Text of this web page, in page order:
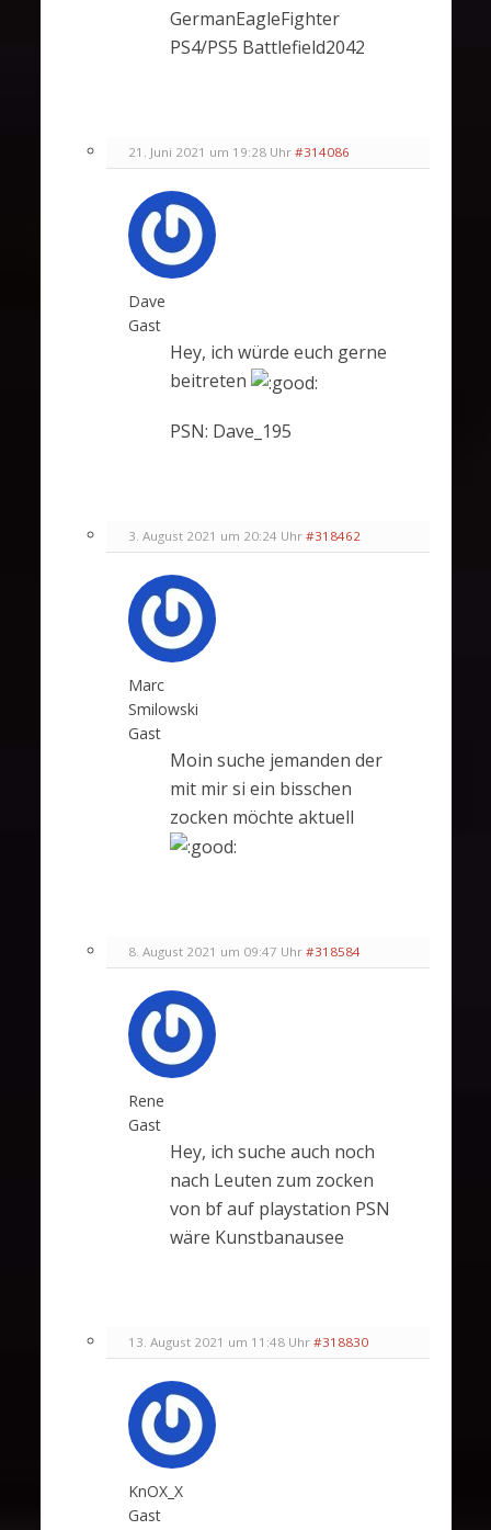
GermanEagleFighter
PS4/PS5 Battlefield2042
21. Juni 2021 um 19:28 Uhr #314086
Dave
Gast
Hey, ich würde euch gerne
beitreten
PSN: Dave_195
3. August 2021 um 20:24 Uhr #318462
Marc
Smilowski
Gast
Moin suche jemanden der
mit mir si ein bisschen
zocken möchte aktuell
8. August 2021 um 09:47 Uhr #318584
Rene
Gast
Hey, ich suche auch noch
nach Leuten zum zocken
von bf auf playstation PSN
wäre Kunstbanausee
13. August 2021 um 11:48 Uhr #318830
KnOX_X
Gast